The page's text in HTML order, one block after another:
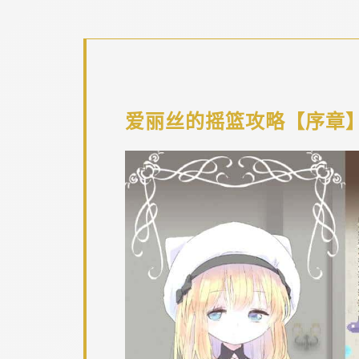
爱丽丝的摇篮攻略【序章